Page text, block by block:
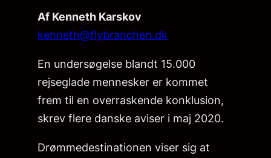
Af Kenneth Karskov
kenneth@flybranchen.dk
En undersøgelse blandt 15.000
rejseglade mennesker er kommet
frem til en overraskende konklusion,
skrev flere danske aviser i maj 2020.
Drømmedestinationen viser sig at